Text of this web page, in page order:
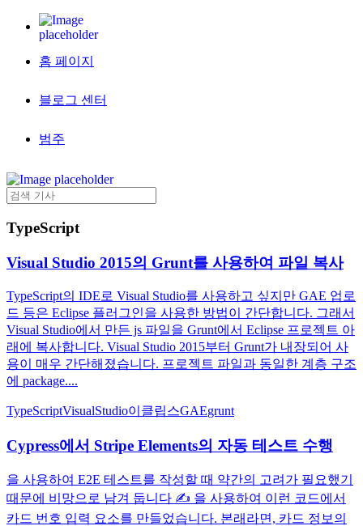
홈 페이지
블로그 센터
범주
TypeScript
Visual Studio 2015의 Grunt를 사용하여 파일 복사
TypeScript의 IDE로 Visual Studio를 사용하고 싶지만 GAE 업로
드 등은 Eclipse 플러그인을 사용한 방법이 간단합니다. 그래서
Visual Studio에서 만든 js 파일을 Grunt에서 Eclipse 프로젝트 아
래에 복사합니다. Visual Studio 2015부터 Grunt가 내장되어 사
용이 매우 간단해졌습니다. 프로젝트 파일과 동일한 계층 구조
에 package....
TypeScriptVisualStudio이클립스GAEgrunt
Cypress에서 Stripe Elements의 자동 테스트 수행
을 사용하여 E2E 테스트를 작성할 때 약간의 고려가 필요했기
때문에 비망으로 남겨 둡니다 ✍️ 을 사용하여 이런 코드에서
카드 번호 입력 요소를 만들었습니다. 본래라면, 카드 정보의